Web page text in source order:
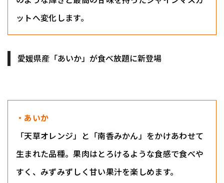
ットへ変化します。
愛媛県産「あいか」が食べ放題に新登場
・あいか
「天草オレンジ」と「南香みかん」をかけあわせて
生まれた品種。果肉はとろけるような食感で食べや
すく、みずみずしく甘い果汁を楽しめます。